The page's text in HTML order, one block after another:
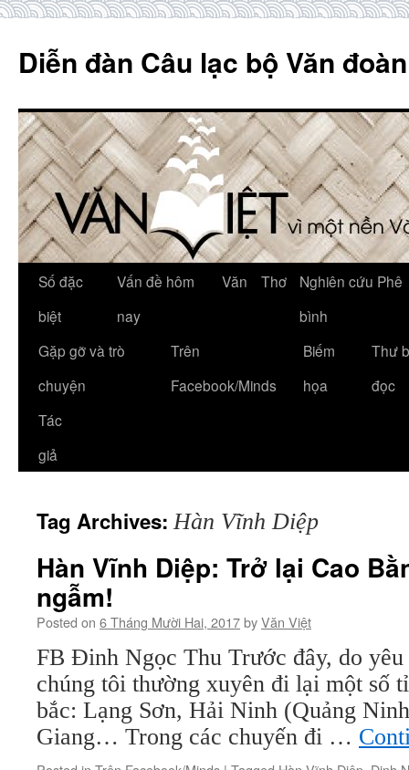
content
Diễn đàn Câu lạc bộ Văn
Số đặc
biệt
Vấn đề hôm
nay
Văn Thơ
Nghiên cứu Phê
bình
Gặp gỡ và trò
chuyện
Trên
Facebook/Minds
Biếm
họa
Thư
đọc
Tác
giả
Tag Archives:Hàn Vĩnh Diệp
Hàn Vĩnh Diệp: Trở lại Cao
ngẫm!
Posted on 6 Tháng Mười Hai, 2017byVăn Việt
FB Đinh Ngọc Thu Trước đây, do yêu
chúng tôi thường xuyên đi lại một số
bắc: Lạng Sơn, Hải Ninh (Quảng
Giang… Trong các chuyến đi …